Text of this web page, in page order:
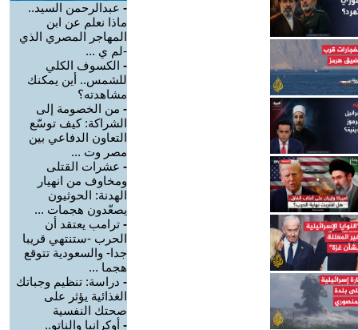
- عبدالرحمن السيد..
ماذا نعلم عن ابن
المهاجر المصري الذي
-لم ي ...
- الكسوف الكلي
للشمس.. أين يمكنك
مشاهدته؟
- من الخصومة إلى
الشراكة: كيف توسّع
التعاون الدفاعي بين
مصر وت ...
- عشرات القتلى
ومخاوف من انهيار
الهدنة: الحوثيون
يصعّدون هجمات ...
- ترامب يعتقد أن
الحرب -ستنتهي قريبا
جدا- والسعودية تتوقع
هجما ...
- دراسة: تنظيم وجباتك
الغذائية يؤثر على
صحتك النفسية
- أوكرانيا والناتو..